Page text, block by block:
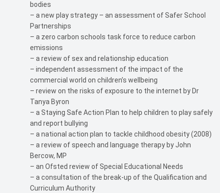
bodies
– a new play strategy – an assessment of Safer School
Partnerships
– a zero carbon schools task force to reduce carbon
emissions
– a review of sex and relationship education
– independent assessment of the impact of the
commercial world on children’s wellbeing
– review on the risks of exposure to the internet by Dr
Tanya Byron
– a Staying Safe Action Plan to help children to play safely
and report bullying
– a national action plan to tackle childhood obesity (2008)
– a review of speech and language therapy by John
Bercow, MP
– an Ofsted review of Special Educational Needs
– a consultation of the break-up of the Qualification and
Curriculum Authority